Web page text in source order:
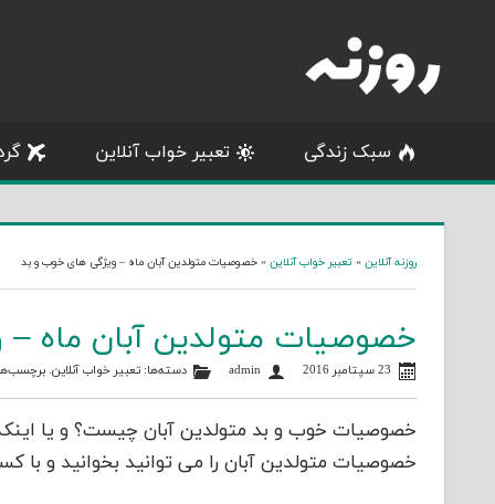
content
سبک زندگی تعبیر خواب آنلاین
روزنه آنلاین » تعبیر خواب آنلاین »خصوصیات متولدین آبان ماه – ویژگی های خوب و بد
خصوصیات متولدین آبان ماه
23 سپتامبر 2016 admin دسته‌ها:تعبیر خواب آنلاین.
خصوصیات خوب و بد متولدین آبان چیست؟ و یا اینکه
خصوصیات متولدین آبان را می توانید بخوانید و با